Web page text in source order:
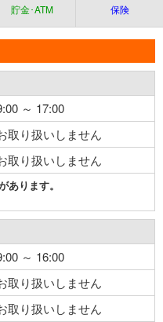
貯金･ATM 保険
～ 17:00
取り扱いしません
取り扱いしません
あります。
～ 16:00
取り扱いしません
取り扱いしません